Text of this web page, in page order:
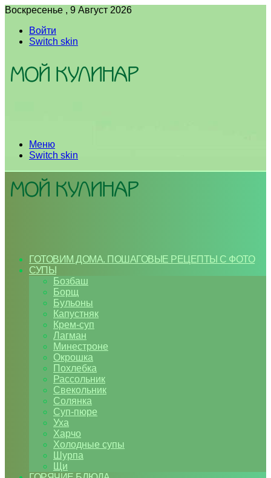
Воскресенье , 9 Август 2026
Войти
Switch skin
Меню
Switch skin
ГОТОВИМ ДОМА. ПОШАГОВЫЕ РЕЦЕПТЫ С ФОТО
СУПЫ
Бозбаш
Борщ
Бульоны
Капустняк
Крем-суп
Лагман
Минестроне
Окрошка
Похлебка
Рассольник
Свекольник
Солянка
Суп-пюре
Уха
Харчо
Холодные супы
Шурпа
Щи